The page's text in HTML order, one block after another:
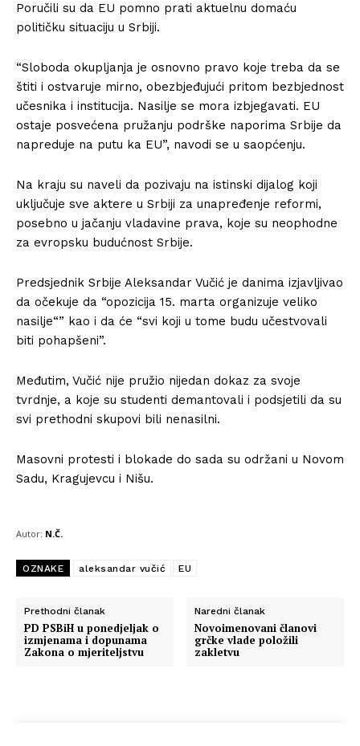
Poručili su da EU pomno prati aktuelnu domaću
političku situaciju u Srbiji.
“Sloboda okupljanja je osnovno pravo koje treba da se
štiti i ostvaruje mirno, obezbjeđujući pritom bezbjednost
učesnika i institucija. Nasilje se mora izbjegavati. EU
ostaje posvećena pružanju podrške naporima Srbije da
napreduje na putu ka EU”, navodi se u saopćenju.
Na kraju su naveli da pozivaju na istinski dijalog koji
uključuje sve aktere u Srbiji za unapređenje reformi,
posebno u jačanju vladavine prava, koje su neophodne
za evropsku budućnost Srbije.
Predsjednik Srbije Aleksandar Vučić je danima izjavljivao
da očekuje da “opozicija 15. marta organizuje veliko
nasilje“” kao i da će “svi koji u tome budu učestvovali
biti pohapšeni”.
Međutim, Vučić nije pružio nijedan dokaz za svoje
tvrdnje, a koje su studenti demantovali i podsjetili da su
svi prethodni skupovi bili nenasilni.
Masovni protesti i blokade do sada su održani u Novom
Sadu, Kragujevcu i Nišu.
Autor: N.Č.
OZNAKE aleksandar vučić EU
Prethodni članak
PD PSBiH u ponedjeljak o
izmjenama i dopunama
Zakona o mjeriteljstvu
Naredni članak
Novoimenovani članovi
grčke vlade položili
zakletvu